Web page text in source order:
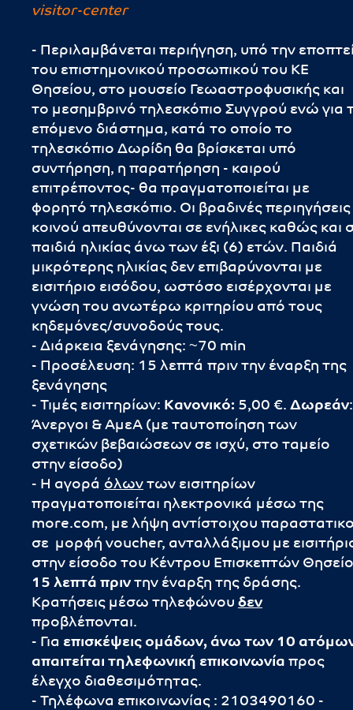
visitor-center
- Περιλαμβάνεται περιήγηση, υπό την
του επιστημονικού προσωπικού του ΚΕ
Θησείου, στο μουσείο Γεωαστροφυσικής και
το μεσημβρινό τηλεσκόπιο Συγγρού ενώ για
επόμενο διάστημα, κατά το οποίο το
τηλεσκόπιο Δωρίδη θα βρίσκεται υπό
συντήρηση, η παρατήρηση - καιρού
επιτρέποντος- θα πραγματοποιείται με
φορητό τηλεσκόπιο. Οι βραδινές περιηγήσεις
κοινού απευθύνονται σε ενήλικες καθώς και
παιδιά ηλικίας άνω των έξι (6) ετών. Παιδιά
μικρότερης ηλικίας δεν επιβαρύνονται με
εισιτήριο εισόδου, ωστόσο εισέρχονται με
γνώση του ανωτέρω κριτηρίου από τους
κηδεμόνες/συνοδούς τους.
- Διάρκεια ξενάγησης: ~70 min
- Προσέλευση: 15 λεπτά πριν την έναρξη της
ξενάγησης
- Τιμές εισιτηρίων: Κανονικό: 5,00 €. Δωρεάν:
Άνεργοι & ΑμεΑ (με ταυτοποίηση των
σχετικών βεβαιώσεων σε ισχύ, στο ταμείο
στην είσοδο)
- Η αγορά όλων των εισιτηρίων
πραγματοποιείται ηλεκτρονικά μέσω της
more.com, με λήψη αντίστοιχου
σε μορφή voucher, ανταλλάξιμου με
στην είσοδο του Κέντρου Επισκεπτών
15 λεπτά πριν την έναρξη της δράσης.
Κρατήσεις μέσω τηλεφώνου δεν
προβλέπονται.
- Για επισκέψεις ομάδων, άνω των 10
απαιτείται τηλεφωνική επικοινωνία προς
έλεγχο διαθεσιμότητας.
- Τηλέφωνα επικοινωνίας : 2103490160 -